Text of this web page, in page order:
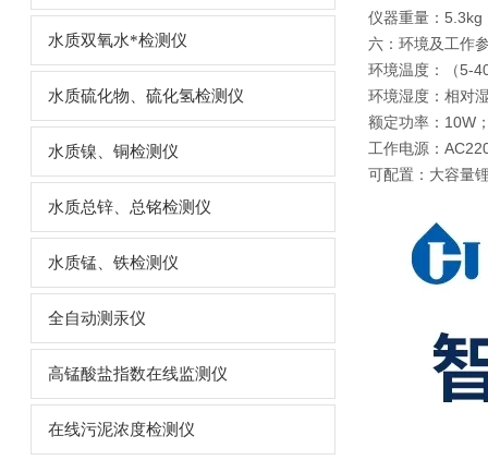
水质双氧水*检测仪
水质硫化物、硫化氢检测仪
水质镍、铜检测仪
水质总锌、总铭检测仪
水质锰、铁检测仪
全自动测汞仪
高锰酸盐指数在线监测仪
在线污泥浓度检测仪
仪器重量：5.3kg
六：环境及工作
环境温度：（5-
环境湿度：相对
额定功率：10W
工作电源：
可配置：大容量